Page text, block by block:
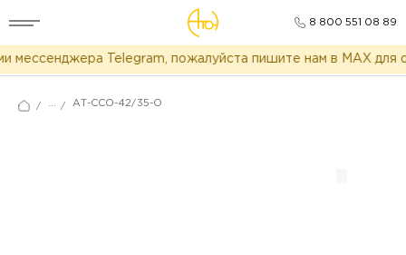
8 800 551 08 89
Telegram, пожалуйста пишите нам в MAX для
/ ... / АТ-ССО-42/35-О